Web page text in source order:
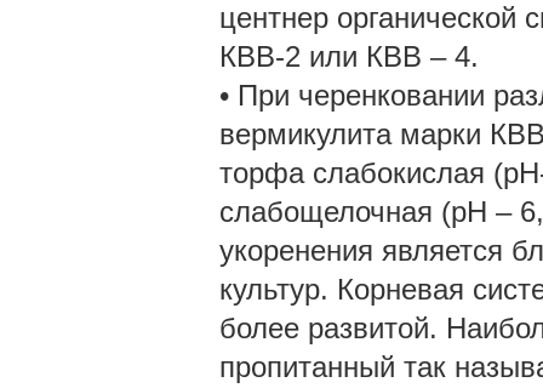
центнер органической
КВВ-2 или КВВ – 4.
• При черенковании
вермикулита марки
торфа слабокислая
слабощелочная (pH –
укоренения является
культур. Корневая
более развитой.
пропитанный так